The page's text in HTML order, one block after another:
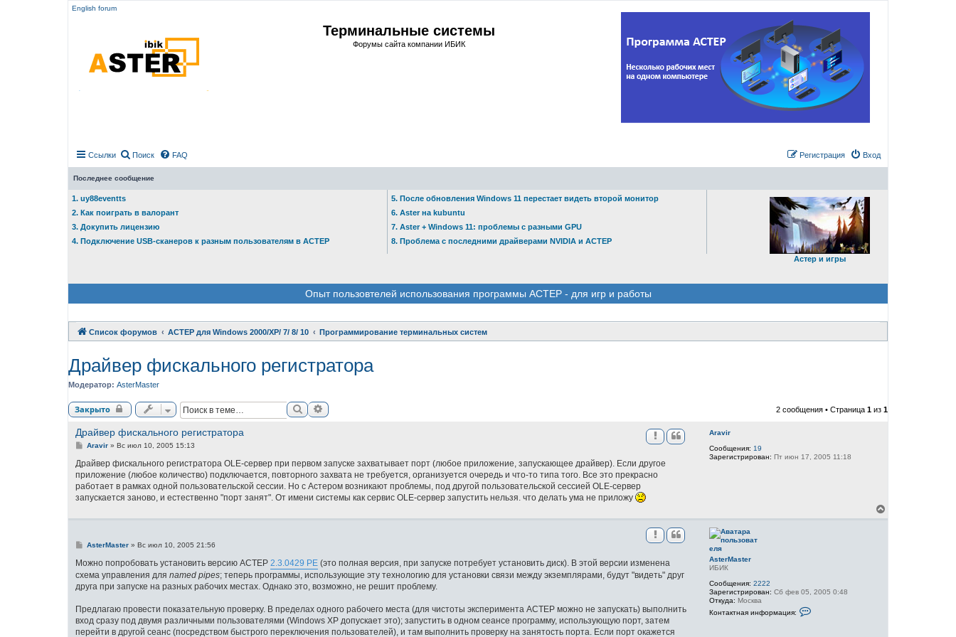
English forum
Терминальные системы
Форумы сайта компании ИБИК
Ссылки Поиск FAQ Вход
Регистрация
Последнее сообщение
1. uy88eventts
2. Как поиграть в валорант
3. Докупить лицензию
4. Подключение USB-сканеров к разным пользователям в АСТЕР
5. После обновления Windows 11 перестает видеть второй монитор
6. Aster на kubuntu
7. Aster + Windows 11: проблемы с разными GPU
8. Проблема с последними драйверами NVIDIA и АСТЕР
Астер и игры
Опыт пользовтелей использования программы АСТЕР - для игр и работы
Список форумов АСТЕР для Windows 2000/XP/ 7/ 8/ 10 Программирование терминальных систем
Драйвер фискального регистратора
Модератор: AsterMaster
Закрыто ПоискРасширенный поиск 2 сообщения • Страница 1 из 1
Aravir
Сообщения: 19
Зарегистрирован: Пт июн 17, 2005 11:18
Драйвер фискального регистратора
С
о
щ
е
н
Aravir» Вс июл 10, 2005 15:13
Драйвер фискального регистратора OLE-сервер при первом запуске захватывает порт (любое приложение, запускающее драйвер). Если другое
приложение (любое количество) подключается, повторного захвата не требуется, организуется очередь и что-то типа того. Все это прекрасно
работает в рамках одной пользовательской сессии. Но с Астером возникают проблемы, под другой пользовательской сессией OLE-сервер
запускается заново, и естественно "порт занят". От имени системы как сервис OLE-сервер запустить нельзя. что делать ума не приложу
е
AsterMaster
ИБИК
Сообщения: 2222
Зарегистрирован: Сб фев 05, 2005 0:48
Откуда: Москва
Контактная информация:
С
о
щ
е
е
AsterMaster» Вс июл 10, 2005 21:56
Можно попробовать установить версию АСТЕР 2.3.0429 PE (это полная версия, при запуске потребует установить диск). В этой версии изменена
схема управления для named pipes; теперь программы, использующие эту технологию для установки связи между экземплярами, будут "видеть" друг
друга при запуске на разных рабочих местах. Однако это, возможно, не решит проблему.
Предлагаю провести показательную проверку. В пределах одного рабочего места (для чистоты эксперимента АСТЕР можно не запускать) выполнить
вход сразу под двумя различными пользователями (Windows XP допускает это); запустить в одном сеансе программу, использующую порт, затем
перейти в другой сеанс (посредством быстрого переключения пользователей), и там выполнить проверку на занятость порта. Если порт окажется